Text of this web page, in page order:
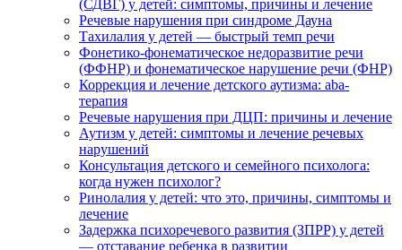
(СДВГ) у детей: симптомы, причины и лечение
Речевые нарушения при синдроме Дауна
Тахилалия у детей — быстрый темп речи
Фонетико-фонематическое недоразвитие речи
(ФФНР) и фонематическое нарушение речи (ФНР)
Коррекция и лечение детского аутизма: aba-
терапия
Речевые нарушения при ДЦП: причины и лечение
Аутизм у детей: симптомы и лечение речевых
нарушений
Консультация детского и семейного психолога:
когда нужен психолог?
Ринолалия у детей: что это, причины, симптомы и
лечение
Задержка психоречевого развития (ЗПРР) у детей
— отставание ребенка в развитии